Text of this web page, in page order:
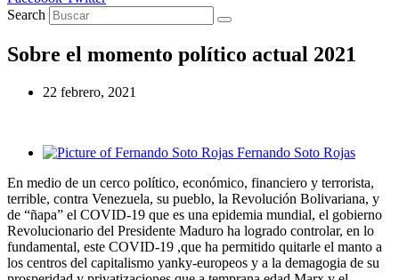
Search
Sobre el momento político actual 2021
22 febrero, 2021
Fernando Soto Rojas
En medio de un cerco político, económico, financiero y terrorista,
terrible, contra Venezuela, su pueblo, la Revolución Bolivariana, y
de “ñapa” el COVID-19 que es una epidemia mundial, el gobierno
Revolucionario del Presidente Maduro ha logrado controlar, en lo
fundamental, este COVID-19 ,que ha permitido quitarle el manto a
los centros del capitalismo yanky-europeos y a la demagogia de su